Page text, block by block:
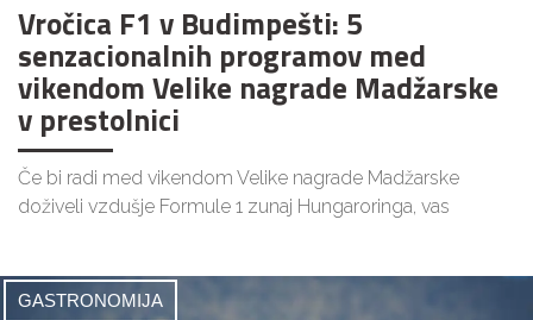
Vročica F1 v Budimpešti: 5
senzacionalnih programov med
vikendom Velike nagrade Madžarske
v prestolnici
Če bi radi med vikendom Velike nagrade Madžarske
doživeli vzdušje Formule 1 zunaj Hungaroringa, vas
GASTRONOMIJA